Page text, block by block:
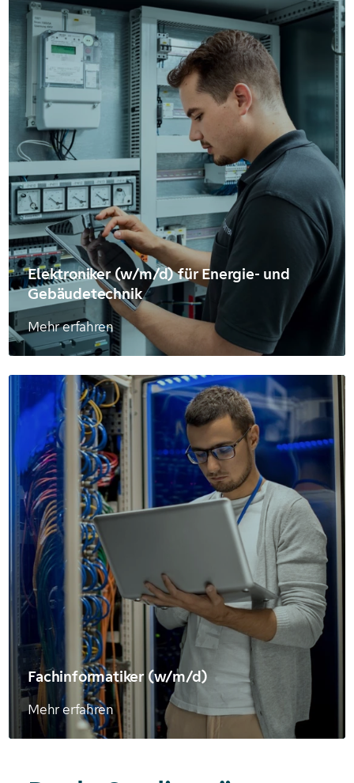
Elektroniker (w/m/d) für Energie- und
Gebäudetechnik
Mehr erfahren
Fachinformatiker (w/m/d)
Mehr erfahren